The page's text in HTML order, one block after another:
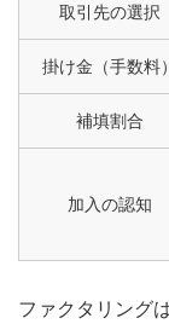
取引先の選択
掛け金（手数料）
補填割合
加入の認知
ファクタリング